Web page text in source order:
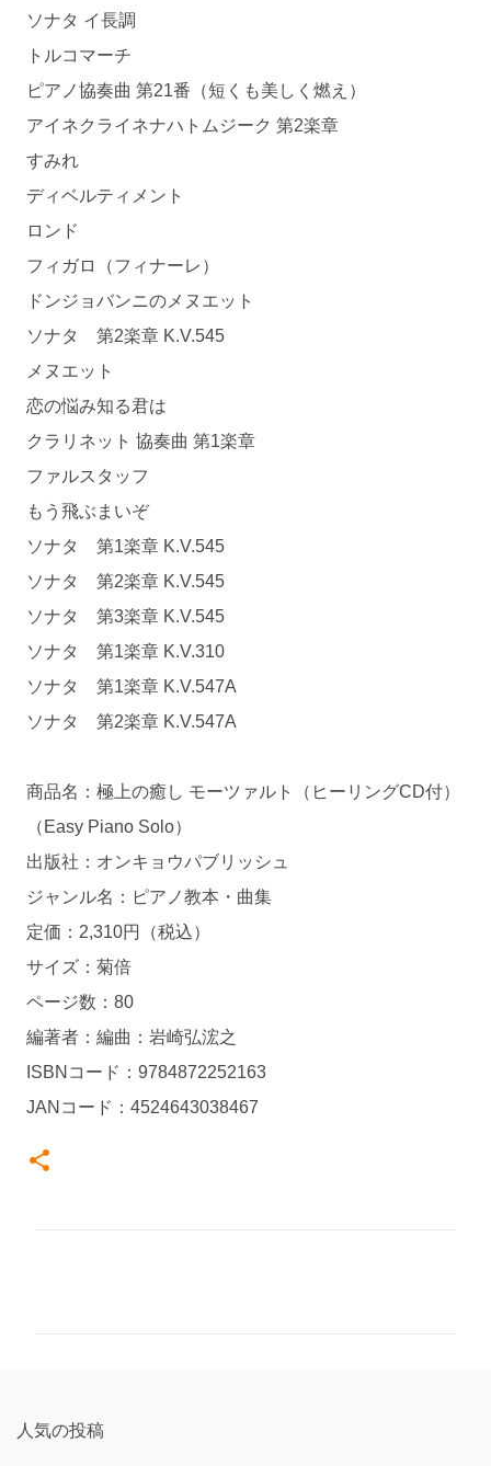
ソナタ イ長調
トルコマーチ
ピアノ協奏曲 第21番（短くも美しく燃え）
アイネクライネナハトムジーク 第2楽章
すみれ
ディベルティメント
ロンド
フィガロ（フィナーレ）
ドンジョバンニのメヌエット
ソナタ 第2楽章 K.V.545
メヌエット
恋の悩み知る君は
クラリネット 協奏曲 第1楽章
ファルスタッフ
もう飛ぶまいぞ
ソナタ 第1楽章 K.V.545
ソナタ 第2楽章 K.V.545
ソナタ 第3楽章 K.V.545
ソナタ 第1楽章 K.V.310
ソナタ 第1楽章 K.V.547A
ソナタ 第2楽章 K.V.547A
商品名：極上の癒し モーツァルト（ヒーリングCD付）
（Easy Piano Solo）
出版社：オンキョウパブリッシュ
ジャンル名：ピアノ教本・曲集
定価：2,310円（税込）
サイズ：菊倍
ページ数：80
編著者：編曲：岩崎弘浤之
ISBNコード：9784872252163
JANコード：4524643038467
人気の投稿